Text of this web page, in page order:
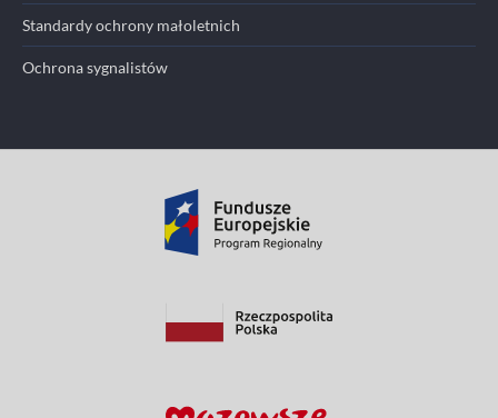
Standardy ochrony małoletnich
Ochrona sygnalistów